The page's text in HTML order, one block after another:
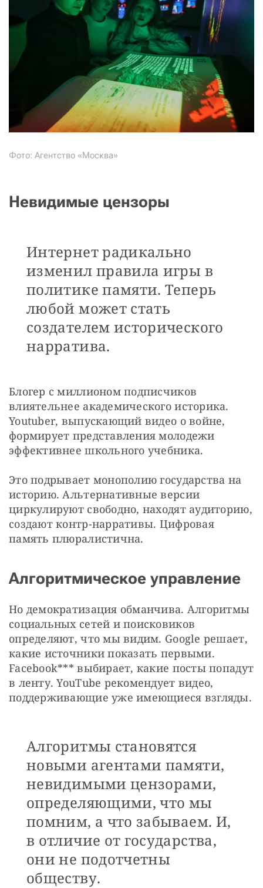
Фото: Агентство «Москва»
Невидимые цензоры
Интернет радикально
изменил правила игры в
политике памяти. Теперь
любой может стать
создателем исторического
нарратива.
Блогер с миллионом подписчиков
влиятельнее академического историка.
Youtuber, выпускающий видео о войне,
формирует представления молодежи
эффективнее школьного учебника.
Это подрывает монополию государства на
историю. Альтернативные версии
циркулируют свободно, находят аудиторию,
создают контр-нарративы. Цифровая
память плюралистична.
Алгоритмическое управление
Но демократизация обманчива. Алгоритмы
социальных сетей и поисковиков
определяют, что мы видим. Google решает,
какие источники показать первыми.
Facebook*** выбирает, какие посты попадут
в ленту. YouTube рекомендует видео,
поддерживающие уже имеющиеся взгляды.
Алгоритмы становятся
новыми агентами памяти,
невидимыми цензорами,
определяющими, что мы
помним, а что забываем. И,
в отличие от государства,
они не подотчетны
обществу.